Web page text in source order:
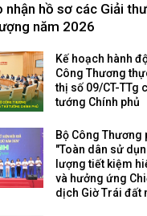
nhận hồ sơ các Giải
năm 2026
Kế hoạch hành
Công Thương
thị số 09/CT-TTg
tướng Chính phủ
Bộ Công Thương
"Toàn dân sử
lượng tiết kiệm
và hưởng ứng
dịch Giờ Trái đất